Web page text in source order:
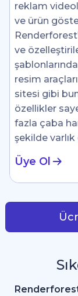
reklam
ve ürün
ve
resim
sitesi gibi
özellikler
fazla çaba
şekilde
Üye Ol